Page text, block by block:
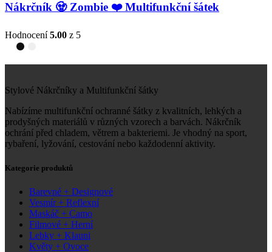
Nákrčník 🧟 Zombie ❤️ Multifunkční šátek
Hodnocení5.00 z 5
Stylové Nákrčníky a Multifunkční šátky
Nabízíme multifunkční ochranné šátky z kvalitních, lehkých a
prodyšných materiálů v různých vzorech a barvách. Nákrčník
ochrání před chladem, větrem a bakteriemi. Je vhodný na sport,
rybaření, lyžování, cestování nebo každodenní aktivity.
Kategorie produktů
Barevné + Designové
Vesmír + Reflexní
Maskáč + Camo
Filmové + Herní
Lebky + Klauni
Květy + Ovoce